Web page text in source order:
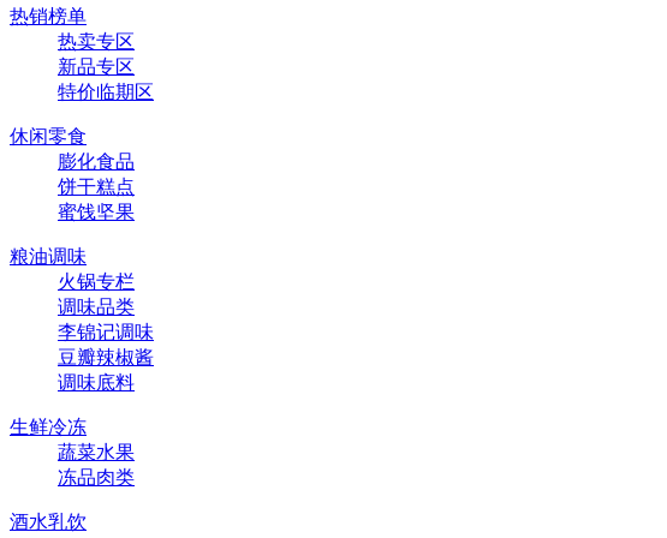
热销榜单
热卖专区
新品专区
特价临期区
休闲零食
膨化食品
饼干糕点
蜜饯坚果
粮油调味
火锅专栏
调味品类
李锦记调味
豆瓣辣椒酱
调味底料
生鲜冷冻
蔬菜水果
冻品肉类
酒水乳饮